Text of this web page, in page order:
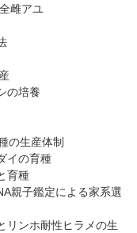
雌アユ
の培養
の生産体制
イの育種
育種
親子鑑定による家系選
リンホ耐性ヒラメの生